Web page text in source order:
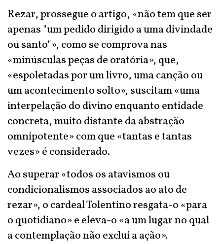
Rezar, prossegue o artigo, «não tem que ser
apenas "um pedido dirigido a uma divindade
ou santo"», como se comprova nas
«minúsculas peças de oratória», que,
«espoletadas por um livro, uma canção ou
um acontecimento solto», suscitam «uma
interpelação do divino enquanto entidade
concreta, muito distante da abstração
omnipotente» com que «tantas e tantas
vezes» é considerado.
Ao superar «todos os atavismos ou
condicionalismos associados ao ato de
rezar», o cardeal Tolentino resgata-o «para
o quotidiano» e eleva-o «a um lugar no qual
a contemplação não exclui a ação».